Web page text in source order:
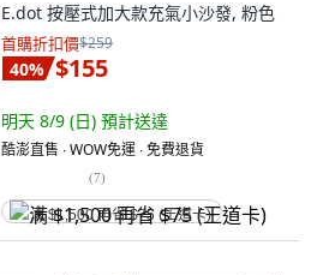
E.dot 按壓式加大款充氣小沙發, 粉色
首購折扣價$259
40% $155
明天 8/9 (日) 預計送達
酷澎直售 ∙ WOW免運 ∙ 免費退貨
(7)
满 $1,500 再省 $75 (王道卡)